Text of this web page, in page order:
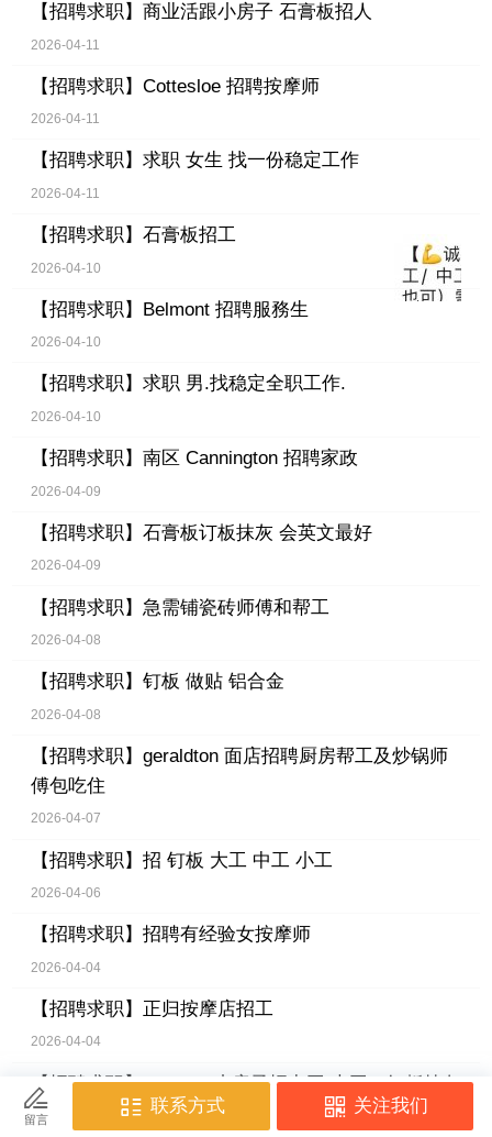
【招聘求职】 商业活跟小房子 石膏板招人
2026-04-11
【招聘求职】 Cottesloe 招聘按摩师
2026-04-11
【招聘求职】 求职 女生 找一份稳定工作
2026-04-11
【招聘求职】 石膏板招工
2026-04-10
【招聘求职】 Belmont 招聘服務生
2026-04-10
【招聘求职】 求职 男.找稳定全职工作.
2026-04-10
【招聘求职】 南区 Cannington 招聘家政
2026-04-09
【招聘求职】 石膏板订板抹灰 会英文最好
2026-04-09
【招聘求职】 急需铺瓷砖师傅和帮工
2026-04-08
【招聘求职】 钉板 做贴 铝合金
2026-04-08
【招聘求职】 geraldton 面店招聘厨房帮工及炒锅师
傅包吃住
2026-04-07
【招聘求职】 招 钉板 大工 中工 小工
2026-04-06
【招聘求职】 招聘有经验女按摩师
2026-04-04
【招聘求职】 正归按摩店招工
2026-04-04
【招聘求职】Gyprock小房子招中工 大工，钉板抹灰
推机器。需要长期，